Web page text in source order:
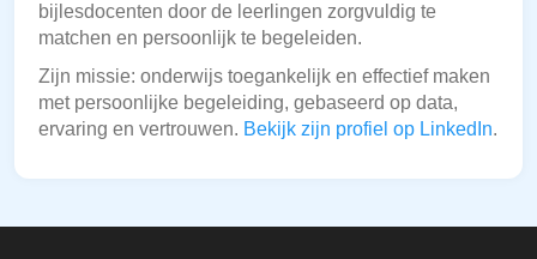
bijlesdocenten door de leerlingen zorgvuldig te
matchen en persoonlijk te begeleiden.
Zijn missie: onderwijs toegankelijk en effectief maken
met persoonlijke begeleiding, gebaseerd op data,
ervaring en vertrouwen. Bekijk zijn profiel op LinkedIn.